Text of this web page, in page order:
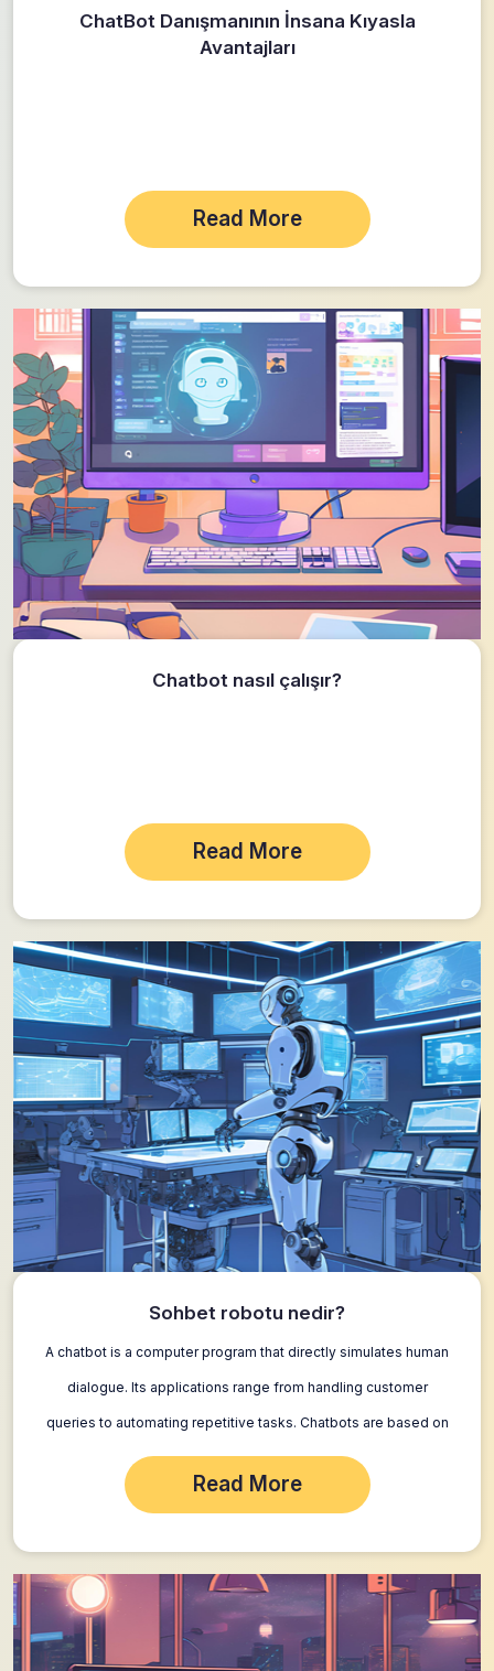
ChatBot Danışmanının İnsana Kıyasla
Avantajları
Read More
Chatbot nasıl çalışır?
Read More
Sohbet robotu nedir?
A chatbot is a computer program that directly simulates human
dialogue. Its applications range from handling customer
queries to automating repetitive tasks. Chatbots are based on
different technologies; not all…
Read More